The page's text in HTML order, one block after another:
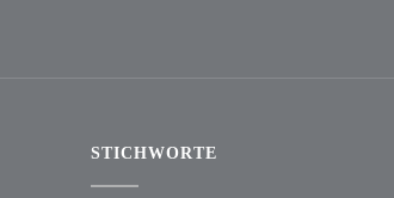
STICHWORTE